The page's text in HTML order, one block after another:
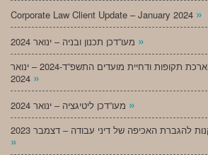
Corporate Law Client Update – January 2024 »
»
מעו”דכן רגולציה – צו הארכת תקופות ודחיית מועדים התשפ”ד-2024 – ינואר
»
»
להגברת האכיפה של דיני עבודה – דצמבר 2023
»